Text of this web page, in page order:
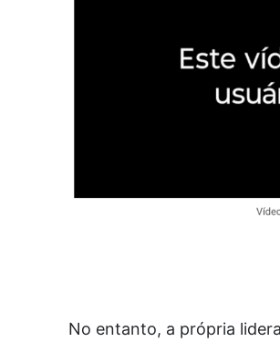
No entanto, a própria